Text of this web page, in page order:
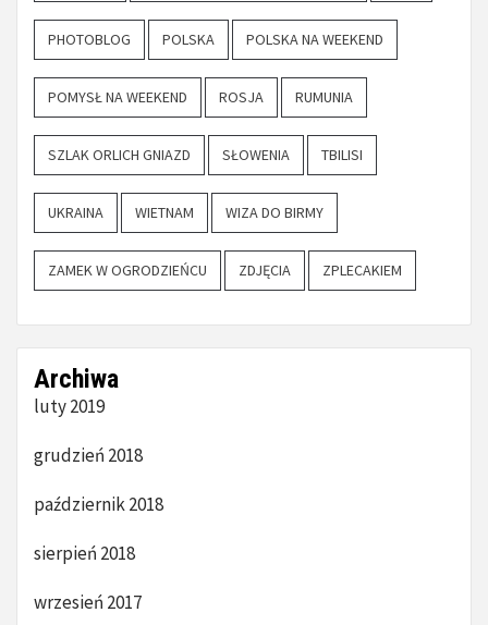
PHOTOBLOG POLSKA POLSKA NA WEEKEND
POMYSŁ NA WEEKEND ROSJA RUMUNIA
SZLAK ORLICH GNIAZD SŁOWENIA TBILISI
UKRAINA WIETNAM WIZA DO BIRMY
ZAMEK W OGRODZIEŃCU ZDJĘCIA ZPLECAKIEM
Archiwa
luty 2019
grudzień 2018
październik 2018
sierpień 2018
wrzesień 2017